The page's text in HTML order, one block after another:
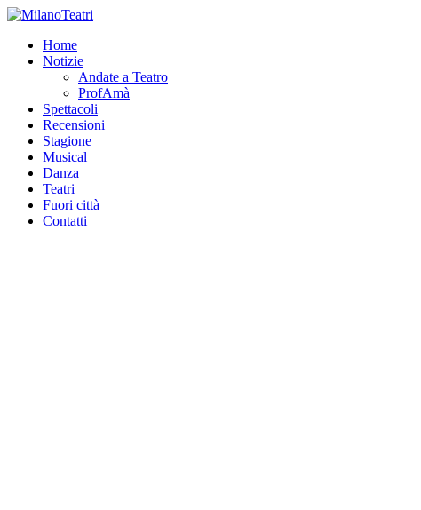
Home
Notizie
Andate a Teatro
ProfAmà
Spettacoli
Recensioni
Stagione
Musical
Danza
Teatri
Fuori città
Contatti